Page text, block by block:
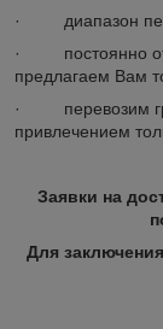
· диапазон
· постоянно
предлагаем Вам
· перевозим
привлечением
Заявки на
Для